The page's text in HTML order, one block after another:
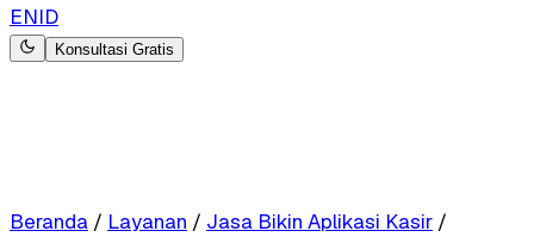
ENID
Konsultasi Gratis
Beranda / Layanan / Jasa Bikin Aplikasi Kasir /